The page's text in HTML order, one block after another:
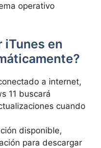
operativo
iTunes en
a internet,
11 buscará
cuando
disponible,
para⁤ descargar